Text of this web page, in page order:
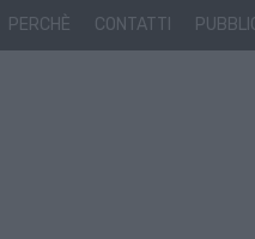
PERCHÈ CONTATTI